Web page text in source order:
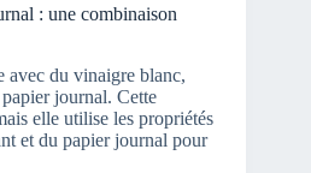
: une combinaison
avec du vinaigre blanc,
journal. Cette
elle utilise les propriétés
et du papier journal pour